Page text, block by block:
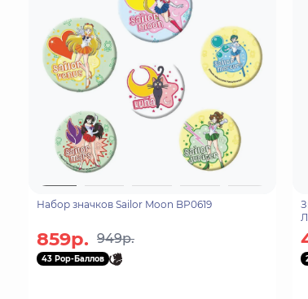
Набор значков Sailor Moon BP0619
859р. 949р.
43 Pop-Баллов